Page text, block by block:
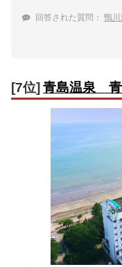
回答された質問： 鴨川
[7位]青島温泉 青